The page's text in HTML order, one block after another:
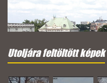
Utoljára feltöltött képek